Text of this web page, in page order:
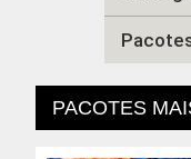
PACOTES